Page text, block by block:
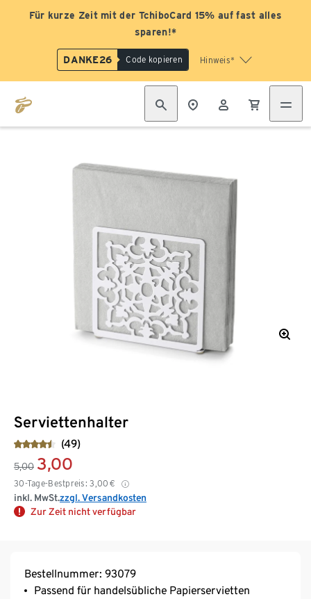
Für kurze Zeit mit der TchiboCard 15% auf fast alles
sparen!*
DANKE26 Code kopieren Hinweis*
Serviettenhalter
(49)
5,00 3,00
30-Tage-Bestpreis: 3,00 €
inkl. MwSt.zzgl. Versandkosten
Zur Zeit nicht verfügbar
Bestellnummer: 93079
Passend für handelsübliche Papierservietten